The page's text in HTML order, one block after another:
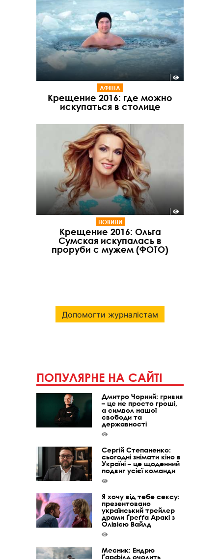
АФІША
Крещение 2016: где можно
искупаться в столице
НОВИНИ
Крещение 2016: Ольга
Сумская искупалась в
проруби с мужем (ФОТО)
Допомогти журналістам
ПОПУЛЯРНЕ НА САЙТІ
Дмитро Чорний: гривня
– це не просто гроші,
а символ нашої
свободи та
державності
Сергій Степаненко:
сьогодні знімати кіно в
Україні – це щоденний
подвиг усієї команди
Я хочу від тебе сексу:
презентовано
український трейлер
драми Ґреґґа Аракі з
Олівією Вайлд
Месник: Ендрю
Ґарфілд очолить